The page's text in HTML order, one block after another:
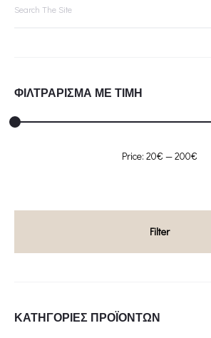
ΦΙΛΤΡΑΡΙΣΜΑ ΜΕ ΤΙΜΗ
Min
Max
Filter
Price: 20€ —200€
ΚΑΤΗΓΟΡΊΕΣ ΠΡΟΪΌΝΤΩΝ